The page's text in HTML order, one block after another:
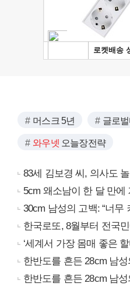
머스크 5년 글로
와우넷 오늘장전략
83세 김보경 씨, 의사도 놀
5cm 왜소남이 한 달 만에
30cm 남성의 고백: “너무
한국로또, 8월부터 전국
‘세계서 가장 몸매 좋은
한반도를 흔든 28cm 남
한반도를 흔든 28cm 남